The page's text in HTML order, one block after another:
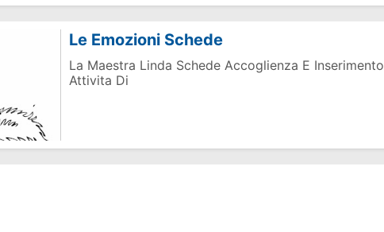
Le Emozioni Schede
La Maestra Linda Schede Accoglienza E Inserimento
Attivita Di